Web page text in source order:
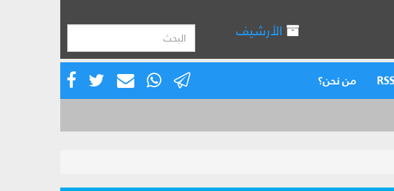
الأرشيف
من نحن؟